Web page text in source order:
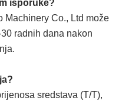
isporuke?
Machinery Co., Ltd može
radnih dana nakon
sredstava (T/T),